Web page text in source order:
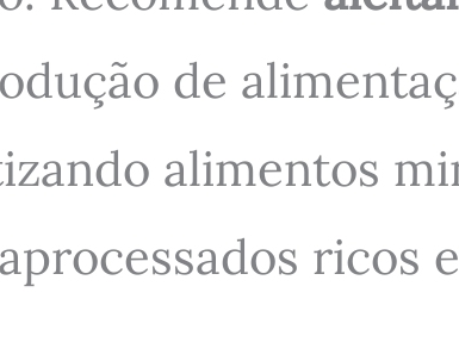
de
alimentos
ricos